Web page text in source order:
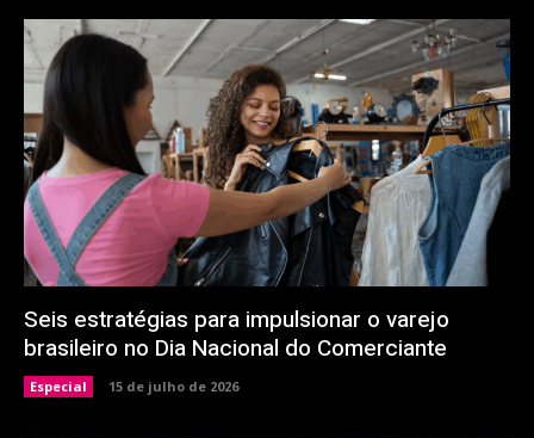
Seis estratégias para impulsionar o varejo
brasileiro no Dia Nacional do Comerciante
Especial 15 de julho de 2026